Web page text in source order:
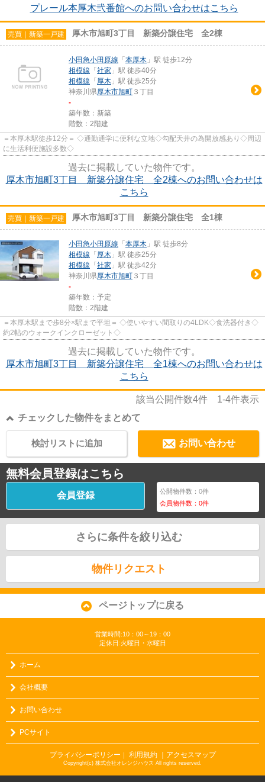
プレール本厚木弐番館へのお問い合わせはこちら
売買｜新築一戸建 厚木市旭町3丁目 新築分譲住宅 全2棟
小田急小田原線 「 本厚木 」駅 徒歩12分
相模線 「 社家 」駅 徒歩40分
相模線 「 厚木 」駅 徒歩25分
神奈川県厚木市旭町 ３丁目
-
築年数：新築
階数：2階建
＝本厚木駅徒歩12分＝ ◇通勤通学に便利な立地◇勾配天井の為開放感あり◇周辺
に生活利便施設多数◇
過去に掲載していた物件です。
厚木市旭町3丁目 新築分譲住宅 全2棟へのお問い合わせは
こちら
売買｜新築一戸建 厚木市旭町3丁目 新築分譲住宅 全1棟
小田急小田原線 「 本厚木 」駅 徒歩8分
相模線 「 厚木 」駅 徒歩25分
相模線 「 社家 」駅 徒歩42分
神奈川県厚木市旭町 ３丁目
-
築年数：予定
階数：2階建
＝本厚木駅まで歩8分×駅まで平坦＝ ◇使いやすい間取りの4LDK◇食洗器付き◇
約2帖のウォークインクローゼット◇
過去に掲載していた物件です。
厚木市旭町3丁目 新築分譲住宅 全1棟へのお問い合わせは
こちら
該当公開件数4件 1-4件表示
チェックした物件をまとめて
お問い合わせ
検討リストに追加
無料会員登録はこちら
会員登録 公開物件数：0件
会員物件数：0件
さらに条件を絞り込む
物件リクエスト
ページトップに戻る
営業時間:10：00～19：00
定休日:火曜日・水曜日
ホーム
会社概要
お問い合わせ
PCサイト
プライバシーポリシー ｜ 利用規約 ｜アクセスマップ
Copyright(c) 株式会社オレンジハウス All rights reserved.